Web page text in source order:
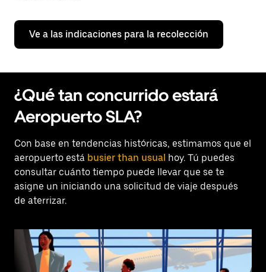
Ve a las indicaciones para la recolección
¿Qué tan concurrido estará
Aeropuerto SLA?
Con base en tendencias históricas, estimamos que el
aeropuerto está busier than usual hoy. Tú puedes
consultar cuánto tiempo puede llevar que se te
asigne un iniciando una solicitud de viaje después
de aterrizar.